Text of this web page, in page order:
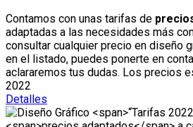
Contamos con unas tarifas de
adaptadas a las necesidades más
consultar cualquier precio en diseño
en el listado, puedes ponerte en
aclararemos tus dudas. Los precios
2022
Detalles